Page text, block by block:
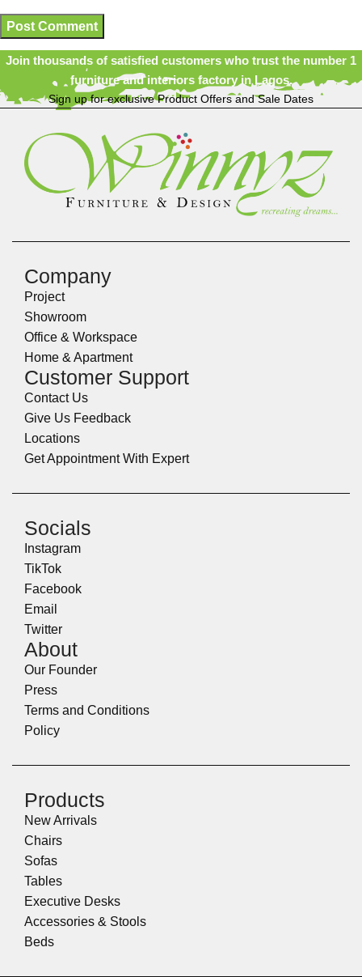
Join thousands of satisfied customers who trust the number 1
furniture and interiors factory in Lagos.
Sign up for exclusive Product Offers and Sale Dates
Company
Project
Showroom
Office & Workspace
Home & Apartment
Customer Support
Contact Us
Give Us Feedback
Locations
Get Appointment With Expert
Socials
Instagram
TikTok
Facebook
Email
Twitter
About
Our Founder
Press
Terms and Conditions
Policy
Products
New Arrivals
Chairs
Sofas
Tables
Executive Desks
Accessories & Stools
Beds